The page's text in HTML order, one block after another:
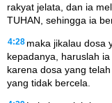
rakyat jelata, dan ia
TUHAN, sehingga ia
4:28 maka jikalau dosa
kepadanya, haruslah
karena dosa yang
yang tidak bercela.